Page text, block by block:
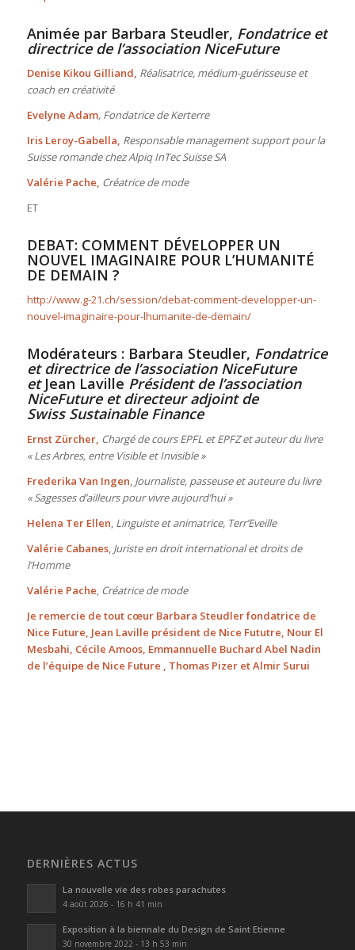
Animée par Barbara Steudler, Fondatrice et
directrice de l’association NiceFuture
Denise Kikou Gilliand, Réalisatrice, médium-guérisseuse et
coach en créativité
Evelyne Adam, Fondatrice de Kerterre
Iris Leroy-Gabella, Responsable management support pour la
Suisse romande chez Alpiq InTec Suisse SA
Valérie Pache, Créatrice de mode
ET
DEBAT: COMMENT DÉVELOPPER UN
NOUVEL IMAGINAIRE POUR L’HUMANITÉ
DE DEMAIN ?
http://www.g-21.ch/session/debat-comment-developper-un-
nouvel-imaginaire-pour-lhumanite-de-demain/
Modérateurs : Barbara Steudler, Fondatrice
et directrice de l’association NiceFuture
et Jean Laville Président de l’association
NiceFuture et directeur adjoint de
Swiss Sustainable Finance
Ernst Zürcher, Chargé de cours EPFL et EPFZ et auteur du livre
« Les Arbres, entre Visible et Invisible »
Frederika Van Ingen Journaliste, passeuse et auteure du livre
« Sagesses d’ailleurs pour vivre aujourd’hui »
Helena Ter Ellen Linguiste et animatrice, Terr’Eveille
Valérie Cabanes, Juriste en droit international et droits de
l’Homme
Valérie Pache, Créatrice de mode
Je remercie de tout cœur Barbara Steudler fondatrice de
Nice Future, Jean Laville président de Nice Fututre, Nour El
Mesbahi, Cécile Amoos, Emmannuelle Buchard Abel Nadin
de l’équipe de Nice Future , Thomas Pizer et Almir Surui
DERNIÈRES ACTUS
La nouvelle vie des robes parachutes
4 août 2026 - 16 h 41 min
Exposition à la biennale du Design de Saint Etienne
30 novembre 2022 - 13 h 53 min